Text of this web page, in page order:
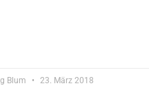
Blum 23. März 2018